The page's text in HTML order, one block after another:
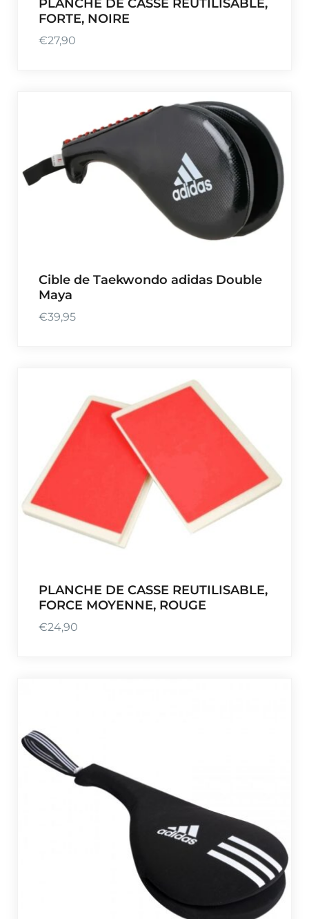
PLANCHE DE CASSE REUTILISABLE,
FORTE, NOIRE
€27,90
Cible de Taekwondo adidas Double
Maya
€39,95
PLANCHE DE CASSE REUTILISABLE,
FORCE MOYENNE, ROUGE
€24,90